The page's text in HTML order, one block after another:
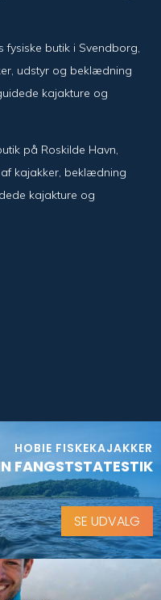
fysiske butik i Svendborg,
udstyr og beklædning
kajakture og
på Roskilde Havn,
kajakker, beklædning
kajakture og
HOBIE FISKEKAJAKKER
FANGSTSTATESTIK
SE UDVALG